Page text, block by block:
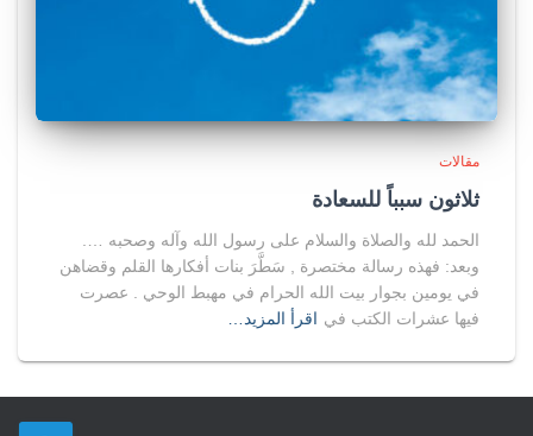
مقالات
ثلاثون سبباً للسعادة
الحمد لله والصلاة والسلام على رسول الله وآله وصحبه ….
وبعد: فهذه رسالة مختصرة , سَطَّرَ بنات أفكارها القلم وقضاهن
في يومين بجوار بيت الله الحرام في مهبط الوحي . عصرت
فيها عشرات الكتب في اقرأ المزيد…